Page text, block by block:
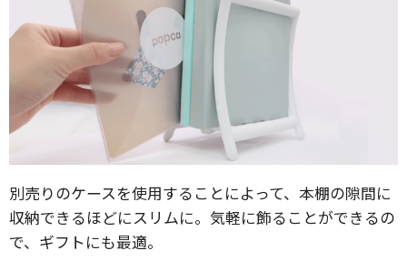
別売りのケースを使用することによって、本棚の隙間に
収納できるほどにスリムに。気軽に飾ることができるの
で、ギフトにも最適。